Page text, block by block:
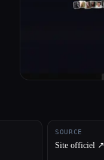
SOURCE
Site officiel ↗︎